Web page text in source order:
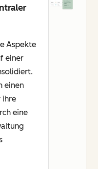
Aspekte
einer
einen
ihre
eine